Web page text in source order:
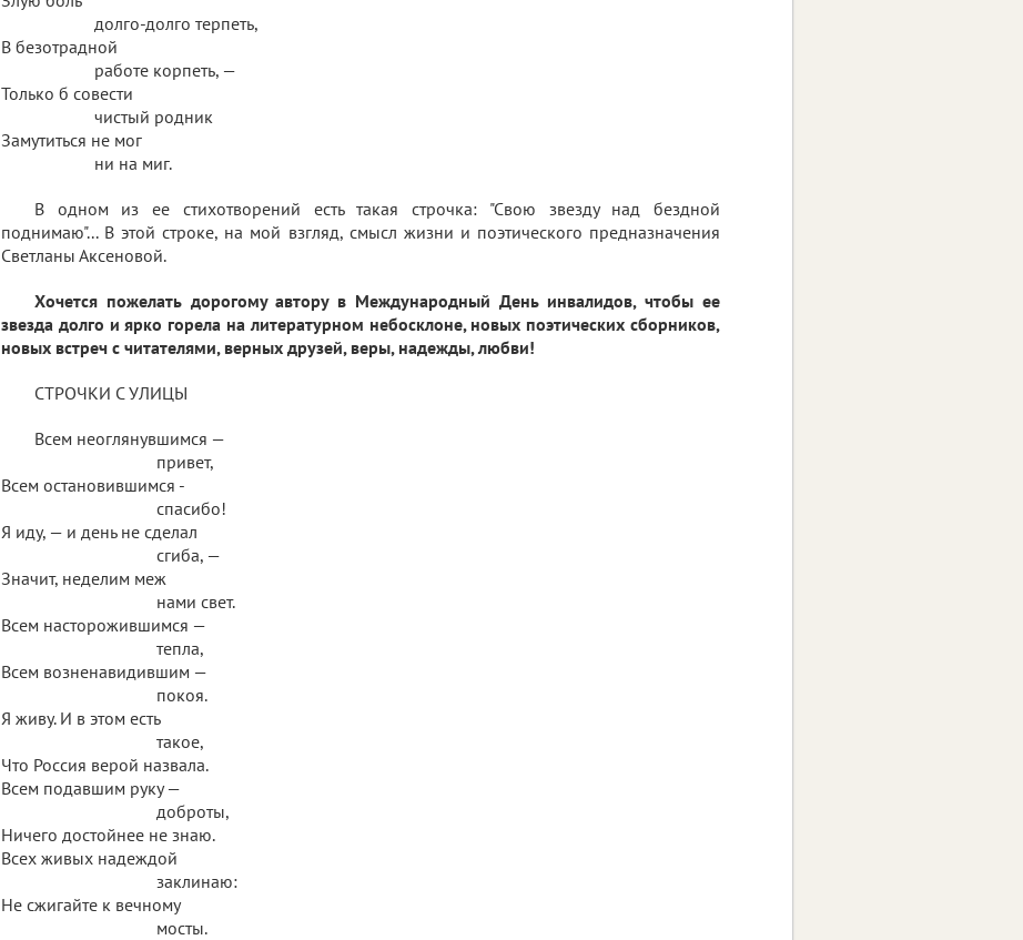
долго-долго терпеть,
В безотрадной
работе корпеть, —
Только б совести
чистый родник
Замутиться не мог
ни на миг.
В одном из ее стихотворений есть такая строчка: "Свою звезду над бездной
поднимаю"... В этой строке, на мой взгляд, смысл жизни и поэтического предназначения
Светланы Аксеновой.
Хочется пожелать дорогому автору в Международный День инвалидов, чтобы ее
звезда долго и ярко горела на литературном небосклоне, новых поэтических сборников,
новых встреч с читателями, верных друзей, веры, надежды, любви!
СТРОЧКИ С УЛИЦЫ
Всем неоглянувшимся —
привет,
Всем остановившимся -
спасибо!
Я иду, — и день не сделал
сгиба, —
Значит, неделим меж
нами свет.
Всем насторожившимся —
тепла,
Всем возненавидившим —
покоя.
Я живу. И в этом есть
такое,
Что Россия верой назвала.
Всем подавшим руку —
доброты,
Ничего достойнее не знаю.
Всех живых надеждой
заклинаю:
Не сжигайте к вечному
мосты.